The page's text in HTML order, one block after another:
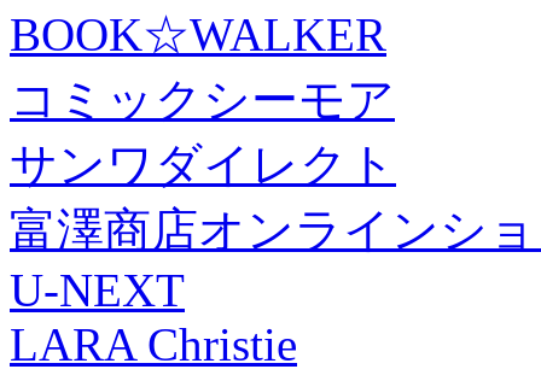
BOOK☆WALKER
コミックシーモア
サンワダイレクト
富澤商店オンラインシ
U-NEXT
LARA Christie